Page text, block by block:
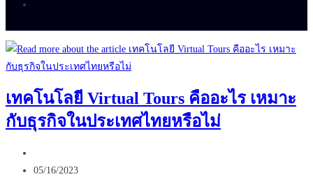
เทคโนโลยี Virtual Tours คืออะไร เหมาะ
กับธุรกิจในประเทศไทยหรือไม่
author:
Post
05/16/2023